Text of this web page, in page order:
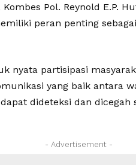
Pol. Reynold E.P.
peran penting
nyata partisipasi
yang baik antara
dideteksi dan dicegah
- Advertisement -